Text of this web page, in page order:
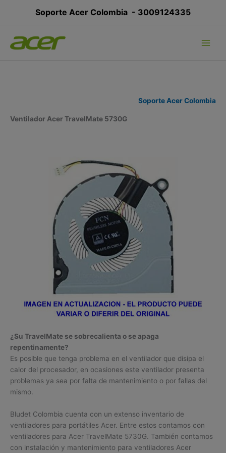
Soporte Acer Colombia - 3009124335
Soporte Acer Colombia
Ventilador Acer TravelMate 5730G
¿Su TravelMate se sobrecalienta o se apaga
repentinamente?
Es posible que tenga problema en el ventilador que disipa el
calor del procesador, en ocasiones este ventilador presenta
problemas ya sea por falta de mantenimiento o por fallas del
mismo.
Bludet Colombia cuenta con un extenso inventario de
ventiladores para portátiles Acer. Entre estos contamos con
ventiladores para Acer TravelMate 5730G. También contamos
con instalación y mantenimiento para ventiladores Acer